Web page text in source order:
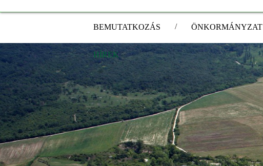
BEMUTATKOZÁS / ÖNKORMÁNYZAT
HÍREK